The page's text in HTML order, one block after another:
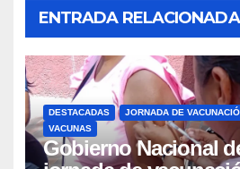
ENTRADA RELACIONADA
DESTACADAS JORNADA DE
VACUNAS
Gobierno Nacional